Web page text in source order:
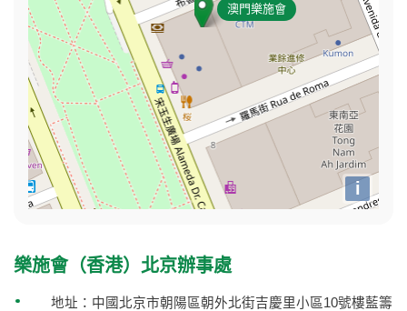
澳門樂施會
i
樂施會（香港）北京辦事處
地址：中國北京市朝陽區朝外北街吉慶里小區10號樓藍籌